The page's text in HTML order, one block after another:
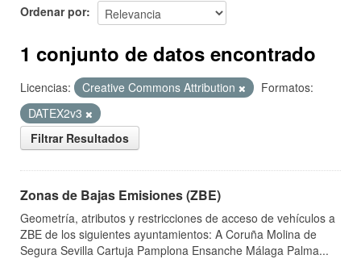
Ordenar por
1 conjunto de datos encontrado
Licencias: Creative Commons Attribution
Formatos:
DATEX2v3
Filtrar Resultados
Zonas de Bajas Emisiones (ZBE)
Geometría, atributos y restricciones de acceso de vehículos a
ZBE de los siguientes ayuntamientos: A Coruña Molina de
Segura Sevilla Cartuja Pamplona Ensanche Málaga Palma...